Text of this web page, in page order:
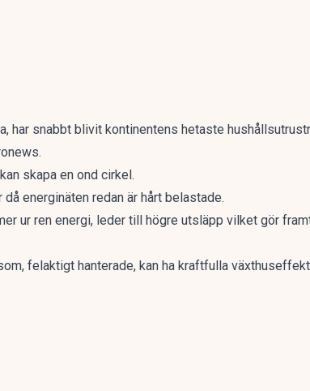
har snabbt blivit kontinentens hetaste
.
skapa en ond cirkel.
energinäten redan är hårt belastade.
ur ren energi, leder till högre utsläpp vilket gör
felaktigt hanterade, kan ha kraftfulla